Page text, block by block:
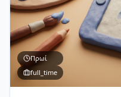
Πρωί
full_time